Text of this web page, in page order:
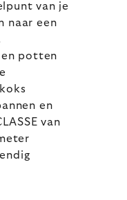
van je
naar een
en potten
en
van